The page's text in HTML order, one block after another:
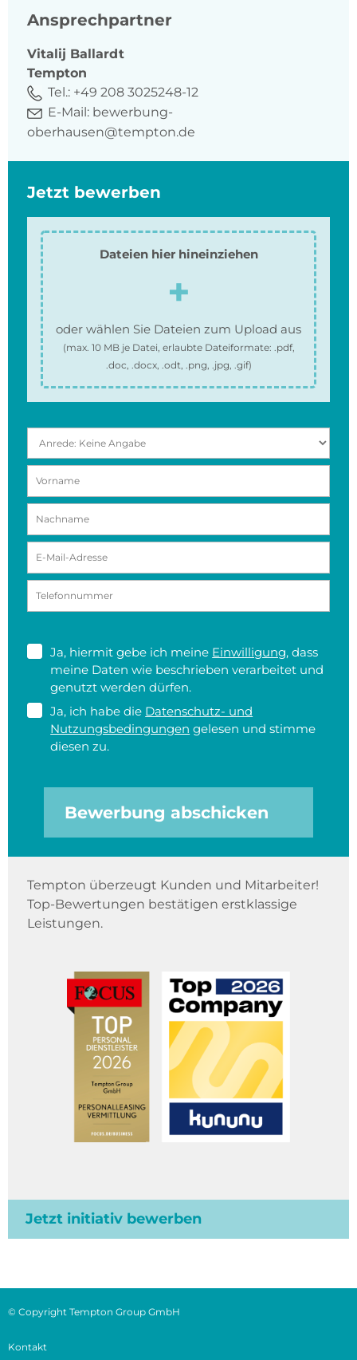
Ansprechpartner
Vitalij Ballardt
Tempton
Tel.: +49 208 3025248-12
E-Mail: bewerbung-
oberhausen@tempton.de
Jetzt bewerben
Dateien hier hineinziehen
oder wählen Sie Dateien zum Upload aus
(max. 10 MBje Datei, erlaubte Dateiformate: .pdf,
.doc, .docx, .odt, .png, .jpg, .gif)
Ja, hiermit gebe ich meine Einwilligung, dass
meine Daten wie beschrieben verarbeitet und
genutzt werden dürfen.
Ja, ich habe die Datenschutz- und
Nutzungsbedingungen gelesen und stimme
diesen zu.
Bewerbung abschicken
Tempton überzeugt Kunden und Mitarbeiter!
Top-Bewertungen bestätigen erstklassige
Leistungen.
Jetzt initiativ bewerben
© Copyright Tempton Group GmbH
Kontakt